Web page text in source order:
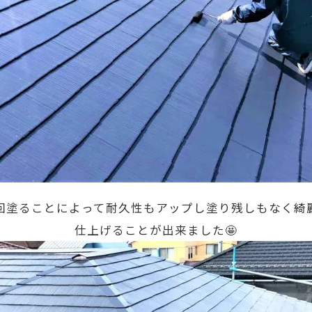
塗ることによって耐久性もアップし塗り残しもなく綺
仕上げることが出来ました🤩